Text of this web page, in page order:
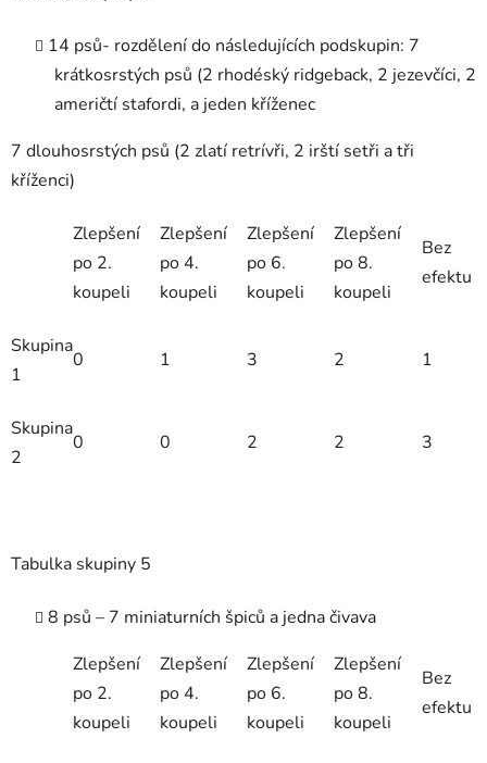
14 psů- rozdělení do následujících podskupin: 7
krátkosrstých psů (2 rhodéský ridgeback, 2 jezevčíci, 2
američtí stafordi, a jeden kříženec
7 dlouhosrstých psů (2 zlatí retrívři, 2 irští setři a tři
kříženci)
Zlepšení
po 2.
koupeli
Zlepšení
po 4.
koupeli
Zlepšení
po 6.
koupeli
Zlepšení
po 8.
koupeli
Bez
efektu
Skupina
1
0 1 3 2 1
Skupina
2
0 0 2 2 3
Tabulka skupiny 5
8 psů – 7 miniaturních špiců a jedna čivava
Zlepšení
po 2.
koupeli
Zlepšení
po 4.
koupeli
Zlepšení
po 6.
koupeli
Zlepšení
po 8.
koupeli
Bez
efektu